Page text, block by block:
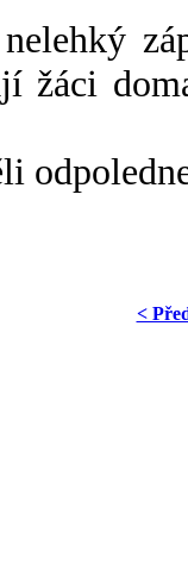
žáci
<